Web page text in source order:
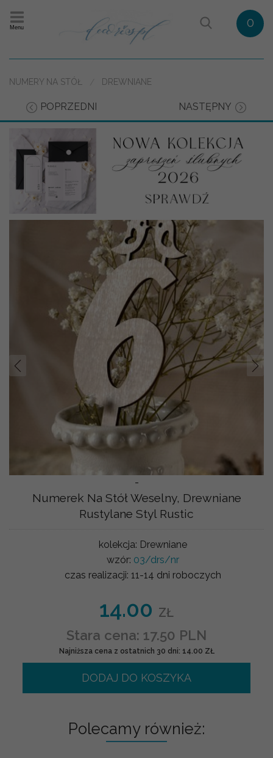
Menu 0
NUMERY NA STÓŁ DREWNIANE
POPRZEDNI NASTĘPNY
-
Prev
Numerek Na Stół Weselny, Drewniane
Rustylane Styl Rustic
kolekcja: Drewniane
wzór: 03/drs/nr
czas realizacji: 11-14 dni roboczych
14.00 ZŁ
Stara cena: 17.50 PLN
Najniższa cena z ostatnich 30 dni: 14.00 ZŁ
DODAJ DO KOSZYKA
Polecamy również: